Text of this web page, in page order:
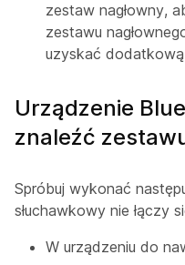
zestaw nagłowny,
zestawu
uzyskać
Urządzenie
znaleźć
Spróbuj wykonać
słuchawkowy nie łączy
W urządzeniu do